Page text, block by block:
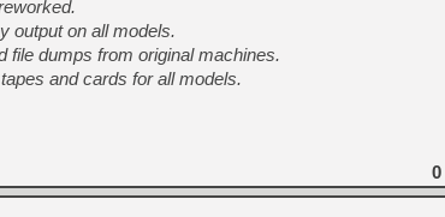
[GK] Mistfall Hunter : déjà
[GK] Wo Long 2 évolue
[GK] Crossfire : un TPS à
[LS] [PS5] Premiers
output on all models.
file dumps from original machines.
and cards for all models.
0